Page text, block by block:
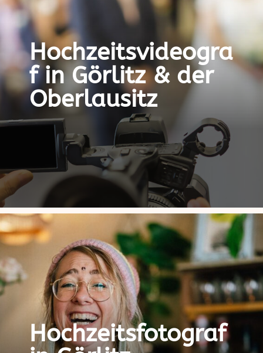
Hochzeitsvideogra
f in Görlitz & der
Oberlausitz
Hochzeitsfotograf